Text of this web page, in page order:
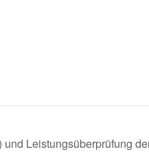
Leistungsüberprüfung